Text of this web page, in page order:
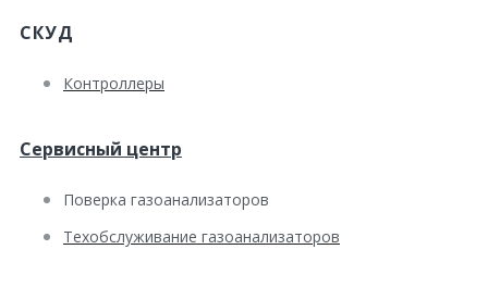
СКУД
Контроллеры
Сервисный центр
Поверка газоанализаторов
Техобслуживание газоанализаторов